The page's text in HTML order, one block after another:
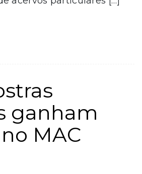
ganham
MAC